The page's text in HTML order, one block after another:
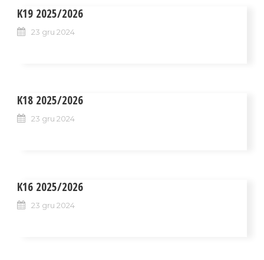
K19 2025/2026
23 gru 2024
K18 2025/2026
23 gru 2024
K16 2025/2026
23 gru 2024